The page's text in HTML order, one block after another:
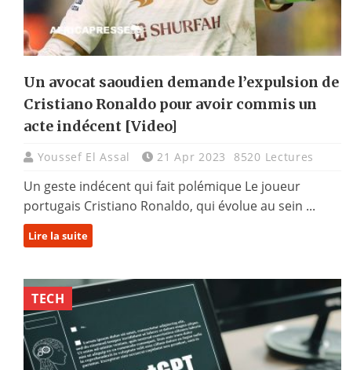
Un avocat saoudien demande l’expulsion de
Cristiano Ronaldo pour avoir commis un
acte indécent [Video]
Youssef El Assal 21 Apr 2023 8520 Lectures
Un geste indécent qui fait polémique Le joueur
portugais Cristiano Ronaldo, qui évolue au sein ...
Lire la suite
TECH